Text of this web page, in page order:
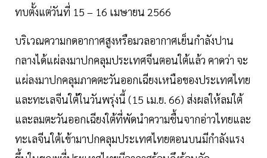
ทบตั้งแต่วันที่ 15 – 16 เมษายน 2566
บริเวณความกดอากาศสูงหรือมวลอากาศเย็นกำลังปาน
กลางได้แผ่ลงมาปกคลุมประเทศจีนตอนใต้แล้ว คาดว่า จะ
แผ่ลงมาปกคลุมภาคตะวันออกเฉียงเหนือของประเทศไทย
และทะเลจีนใต้ในวันพรุ่งนี้ (15 เม.ย. 66) ส่งผลให้ลมใต้
และลมตะวันออกเฉียงใต้ที่พัดนำความชื้นจากอ่าวไทยและ
ทะเลจีนใต้เข้ามาปกคลุมประเทศไทยตอนบนมีกำลังแรง